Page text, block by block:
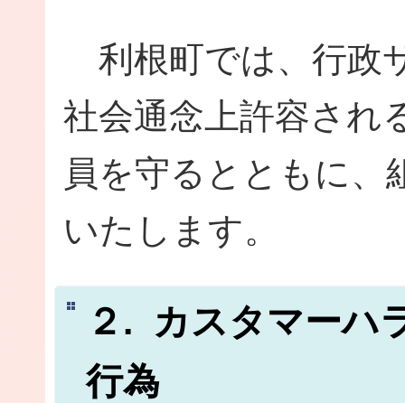
利根町では、行政
社会通念上許容され
員を守るとともに、
いたします。
２. カスタマーハ
行為